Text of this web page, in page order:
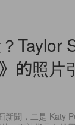
Taylor
的照片
新聞，二是 Katy